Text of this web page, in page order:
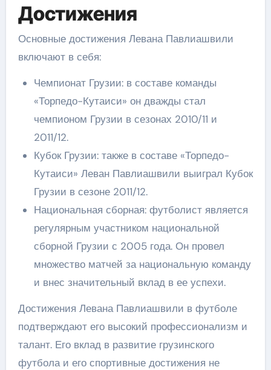
Достижения
Основные достижения Левана Павлиашвили
включают в себя:
Чемпионат Грузии: в составе команды
«Торпедо-Кутаиси» он дважды стал
чемпионом Грузии в сезонах 2010/11 и
2011/12.
Кубок Грузии: также в составе «Торпедо-
Кутаиси» Леван Павлиашвили выиграл Кубок
Грузии в сезоне 2011/12.
Национальная сборная: футболист является
регулярным участником национальной
сборной Грузии с 2005 года. Он провел
множество матчей за национальную команду
и внес значительный вклад в ее успехи.
Достижения Левана Павлиашвили в футболе
подтверждают его высокий профессионализм и
талант. Его вклад в развитие грузинского
футбола и его спортивные достижения не